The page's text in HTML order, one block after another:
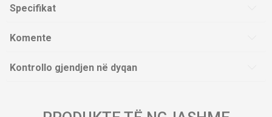
Specifikat
Komente
Kontrollo gjendjen në dyqan